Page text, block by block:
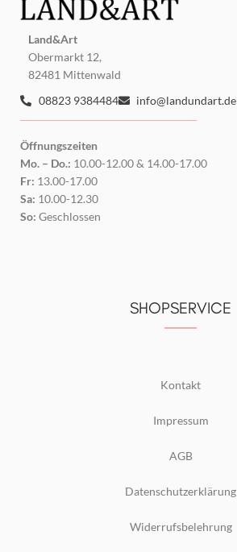
Land&Art
Obermarkt 12,
82481 Mittenwald
08823 9384484
info@landundart.de
Öffnungszeiten
Mo. – Do.: 10.00-12.00 & 14.00-17.00
Fr: 13.00-17.00
Sa: 10.00-12.30
So: Geschlossen
SHOPSERVICE
Kontakt
Impressum
AGB
Datenschutzerklärung
Widerrufsbelehrung